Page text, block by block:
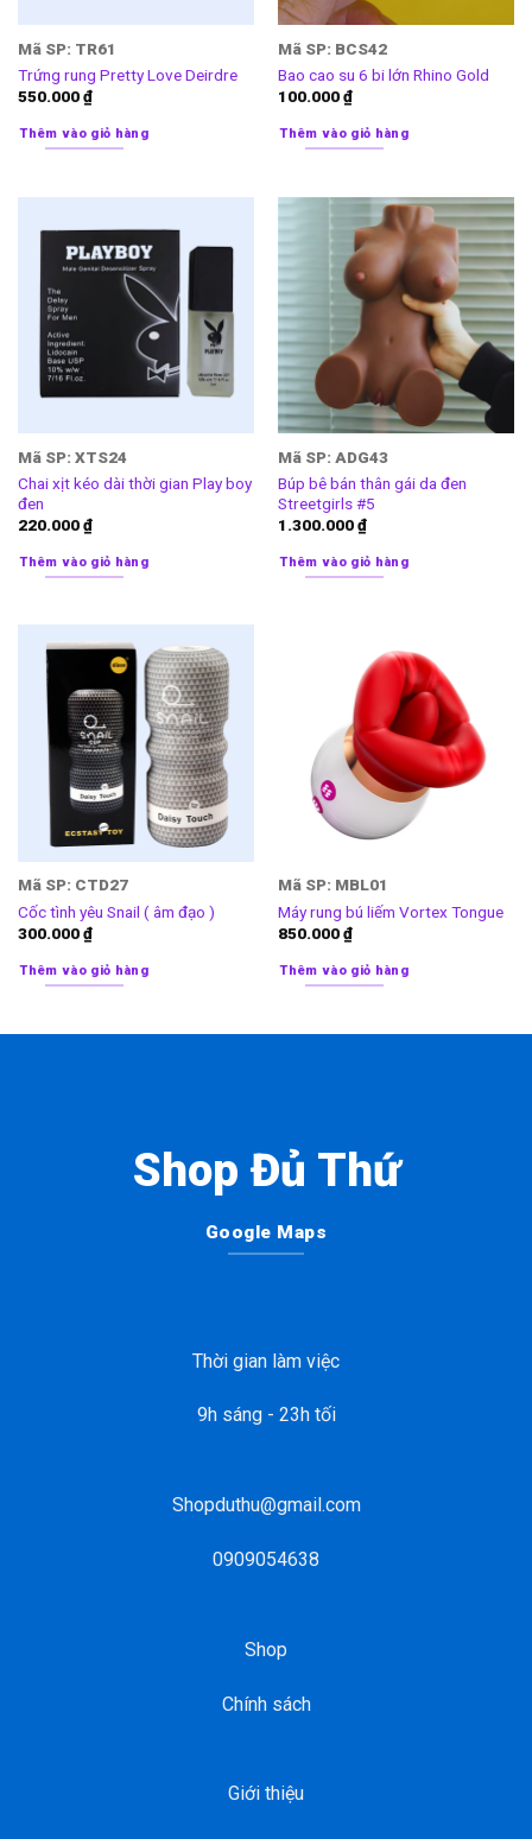
Mã SP: TR61
Trứng rung Pretty Love Deirdre
550.000₫
Thêm vào giỏ hàng
Mã SP: BCS42
Bao cao su 6 bi lớn Rhino Gold
100.000₫
Thêm vào giỏ hàng
Mã SP: XTS24
Chai xịt kéo dài thời gian Play boy
đen
220.000₫
Thêm vào giỏ hàng
Mã SP: ADG43
Búp bê bán thân gái da đen
Streetgirls #5
1.300.000₫
Thêm vào giỏ hàng
Mã SP: CTD27
Cốc tình yêu Snail ( âm đạo )
300.000₫
Thêm vào giỏ hàng
Mã SP: MBL01
Máy rung bú liếm Vortex Tongue
850.000₫
Thêm vào giỏ hàng
Shop Đủ Thứ
Google Maps
Thời gian làm việc
9h sáng - 23h tối
Shopduthu@gmail.com
0909054638
Shop
Chính sách
Giới thiệu